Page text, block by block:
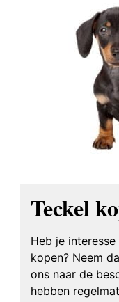
Teckel
Heb je
kopen? Neem
ons naar de
hebben